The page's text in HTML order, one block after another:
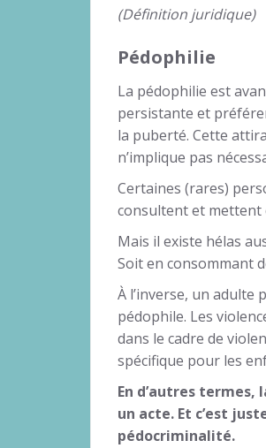
(Définition juridique)
Pédophilie
La pédophilie est
persistante et
la puberté. Cette
n’implique pas
Certaines (rares)
consultent et mettent
Mais il existe hélas
Soit en consommant
À l’inverse, un adulte
pédophile. Les
dans le cadre de
spécifique pour les
En d’autres
un acte. Et c’est
pédocriminalité.